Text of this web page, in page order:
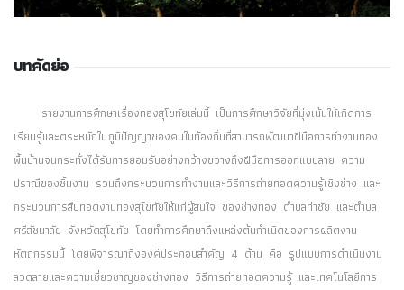
บทคัดย่อ
รายงานการศึกษาเรื่องทองสุโขทัยเล่มนี้ เป็นการศึกษาวิจัยที่มุ่งเน้นให้เกิดการ
เรียนรู้และตระหนักในภูมิปัญญาของคนในท้องถิ่นที่สามารถพัฒนาฝีมือการทำงานทอง
พื้นบ้านจนกระทั่งได้รับการยอมรับอย่างกว้างขวางถึงฝีมือการออกแบบลาย ความ
ปราณีของชิ้นงาน รวมถึงกระบวนการทำงานและวิธีการถ่ายทอดความรู้เชิงช่าง และ
กระบวนการสืบทอดงานทองสุโขทัยให้แก่ผู้สนใจ ของช่างทอง ตำบลท่าชัย และตำบล
ศรีสัชนาลัย จังหวัดสุโขทัย โดยทำการศึกษาถึงแหล่งต้นกำเนิดของการผลิตงาน
หัตถกรรมนี้ โดยพิจารณาถึงองค์ประกอบสำคัญ 4 ด้าน คือ รูปแบบการดำเนินงาน
ลวดลายและความเชี่ยวชาญของช่างทอง วิธีการถ่ายทอดความรู้ และเทคโนโลยีการ